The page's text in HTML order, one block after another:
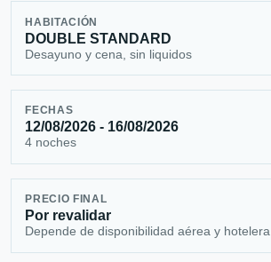
HABITACIÓN
DOUBLE STANDARD
Desayuno y cena, sin liquidos
FECHAS
12/08/2026 - 16/08/2026
4 noches
PRECIO FINAL
Por revalidar
Depende de disponibilidad aérea y hotelera